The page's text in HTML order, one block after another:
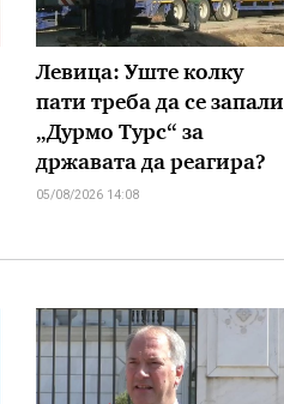
Левица: Уште колку
пати треба да се запали
„Дурмо Турс“ за
државата да реагира?
05/08/2026 14:08